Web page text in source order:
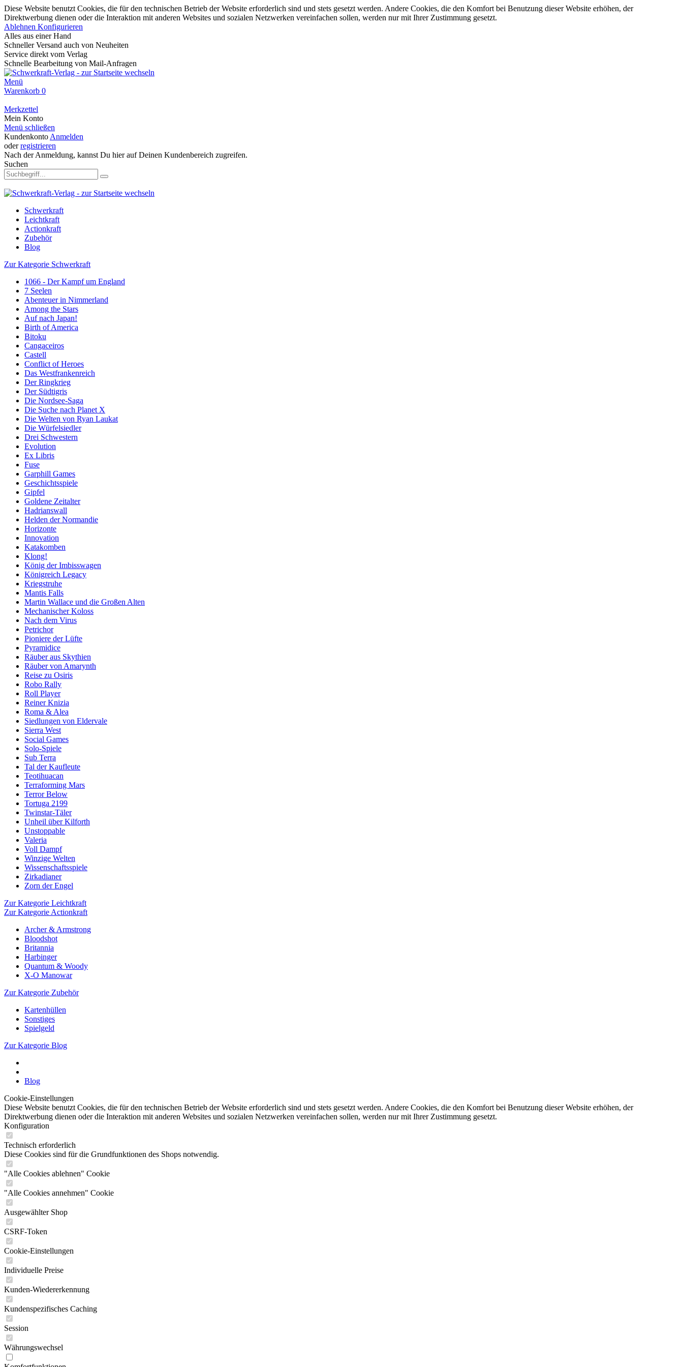
Diese Website benutzt Cookies, die für den technischen Betrieb der Website erforderlich sind und stets gesetzt werden. Andere Cookies, die den Komfort bei Benutzung dieser Website erhöhen, der
Direktwerbung dienen oder die Interaktion mit anderen Websites und sozialen Netzwerken vereinfachen sollen, werden nur mit Ihrer Zustimmung gesetzt.
Ablehnen Konfigurieren
Alles aus einer Hand
Schneller Versand auch von Neuheiten
Service direkt vom Verlag
Schnelle Bearbeitung von Mail-Anfragen
Menü
Warenkorb 0
Merkzettel
Mein Konto
Menü schließen
Kundenkonto Anmelden
oderregistrieren
Nach der Anmeldung, kannst Du hier auf Deinen Kundenbereich zugreifen.
Suchen
Schwerkraft
Leichtkraft
Actionkraft
Zubehör
Blog
Zur Kategorie Schwerkraft
1066 - Der Kampf um England
7 Seelen
Abenteuer in Nimmerland
Among the Stars
Auf nach Japan!
Birth of America
Bitoku
Cangaceiros
Castell
Conflict of Heroes
Das Westfrankenreich
Der Ringkrieg
Der Südtigris
Die Nordsee-Saga
Die Suche nach Planet X
Die Welten von Ryan Laukat
Die Würfelsiedler
Drei Schwestern
Evolution
Ex Libris
Fuse
Garphill Games
Geschichtsspiele
Gipfel
Goldene Zeitalter
Hadrianswall
Helden der Normandie
Horizonte
Innovation
Katakomben
Klong!
König der Imbisswagen
Königreich Legacy
Kriegstruhe
Mantis Falls
Martin Wallace und die Großen Alten
Mechanischer Koloss
Nach dem Virus
Petrichor
Pioniere der Lüfte
Pyramidice
Räuber aus Skythien
Räuber von Amarynth
Reise zu Osiris
Robo Rally
Roll Player
Reiner Knizia
Roma & Alea
Siedlungen von Eldervale
Sierra West
Social Games
Solo-Spiele
Sub Terra
Tal der Kaufleute
Teotihuacan
Terraforming Mars
Terror Below
Tortuga 2199
Twinstar-Täler
Unheil über Kilforth
Unstoppable
Valeria
Voll Dampf
Winzige Welten
Wissenschaftsspiele
Zirkadianer
Zorn der Engel
Zur Kategorie Leichtkraft
Zur Kategorie Actionkraft
Archer & Armstrong
Bloodshot
Britannia
Harbinger
Quantum & Woody
X-O Manowar
Zur Kategorie Zubehör
Kartenhüllen
Sonstiges
Spielgeld
Zur Kategorie Blog
Blog
Cookie-Einstellungen
Diese Website benutzt Cookies, die für den technischen Betrieb der Website erforderlich sind und stets gesetzt werden. Andere Cookies, die den Komfort bei Benutzung dieser Website erhöhen, der
Direktwerbung dienen oder die Interaktion mit anderen Websites und sozialen Netzwerken vereinfachen sollen, werden nur mit Ihrer Zustimmung gesetzt.
Konfiguration
Technisch erforderlich
Diese Cookies sind für die Grundfunktionen des Shops notwendig.
"Alle Cookies ablehnen" Cookie
"Alle Cookies annehmen" Cookie
Ausgewählter Shop
CSRF-Token
Cookie-Einstellungen
Individuelle Preise
Kunden-Wiedererkennung
Kundenspezifisches Caching
Session
Währungswechsel